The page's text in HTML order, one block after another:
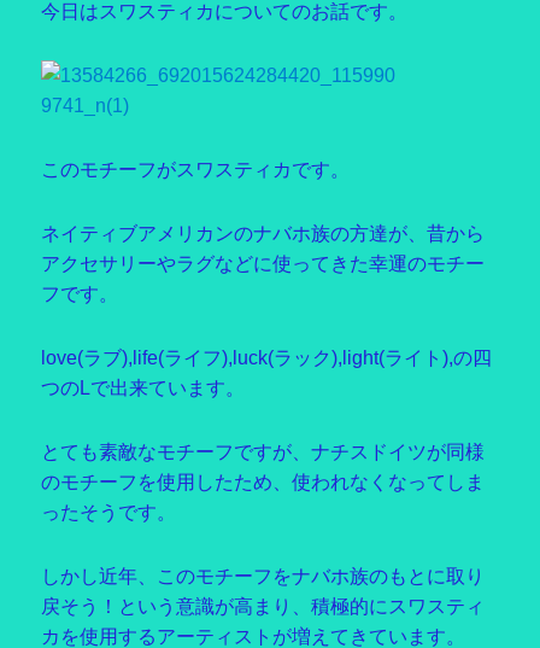
今日はスワスティカについてのお話です。
このモチーフがスワスティカです。
ネイティブアメリカンのナバホ族の方達が、昔から
アクセサリーやラグなどに使ってきた幸運のモチー
フです。
love(ラブ),life(ライフ),luck(ラック),light(ライト),の四
つのLで出来ています。
とても素敵なモチーフですが、ナチスドイツが同様
のモチーフを使用したため、使われなくなってしま
ったそうです。
しかし近年、このモチーフをナバホ族のもとに取り
戻そう！という意識が高まり、積極的にスワスティ
カを使用するアーティストが増えてきています。